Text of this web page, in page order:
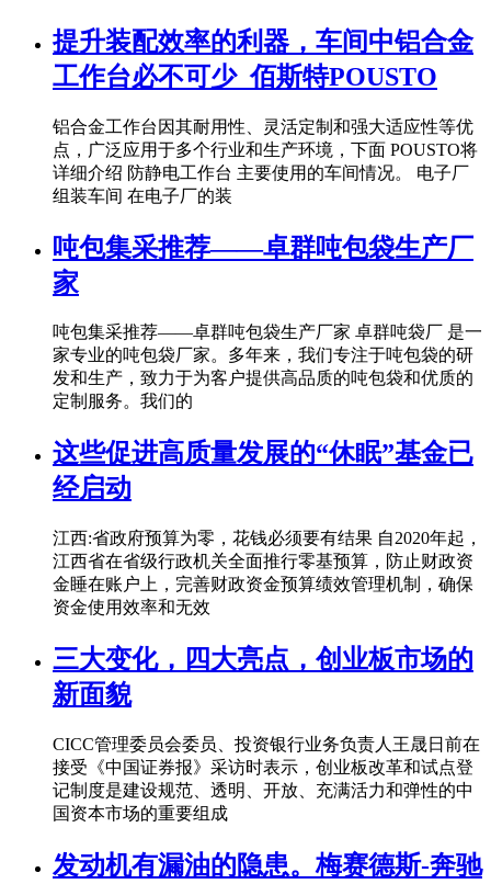
提升装配效率的利器，车间中铝合金
工作台必不可少_佰斯特POUSTO
铝合金工作台因其耐用性、灵活定制和强大适应性等优
点，广泛应用于多个行业和生产环境，下面 POUSTO将
详细介绍 防静电工作台 主要使用的车间情况。 电子厂
组装车间 在电子厂的装
​吨包集采推荐——卓群吨包袋生产厂
家
吨包集采推荐——卓群吨包袋生产厂家 卓群吨袋厂 是一
家专业的吨包袋厂家。多年来，我们专注于吨包袋的研
发和生产，致力于为客户提供高品质的吨包袋和优质的
定制服务。我们的
这些促进高质量发展的“休眠”基金已
经启动
江西:省政府预算为零，花钱必须要有结果 自2020年起，
江西省在省级行政机关全面推行零基预算，防止财政资
金睡在账户上，完善财政资金预算绩效管理机制，确保
资金使用效率和无效
三大变化，四大亮点，创业板市场的
新面貌
CICC管理委员会委员、投资银行业务负责人王晟日前在
接受《中国证券报》采访时表示，创业板改革和试点登
记制度是建设规范、透明、开放、充满活力和弹性的中
国资本市场的重要组成
发动机有漏油的隐患。梅赛德斯-奔驰